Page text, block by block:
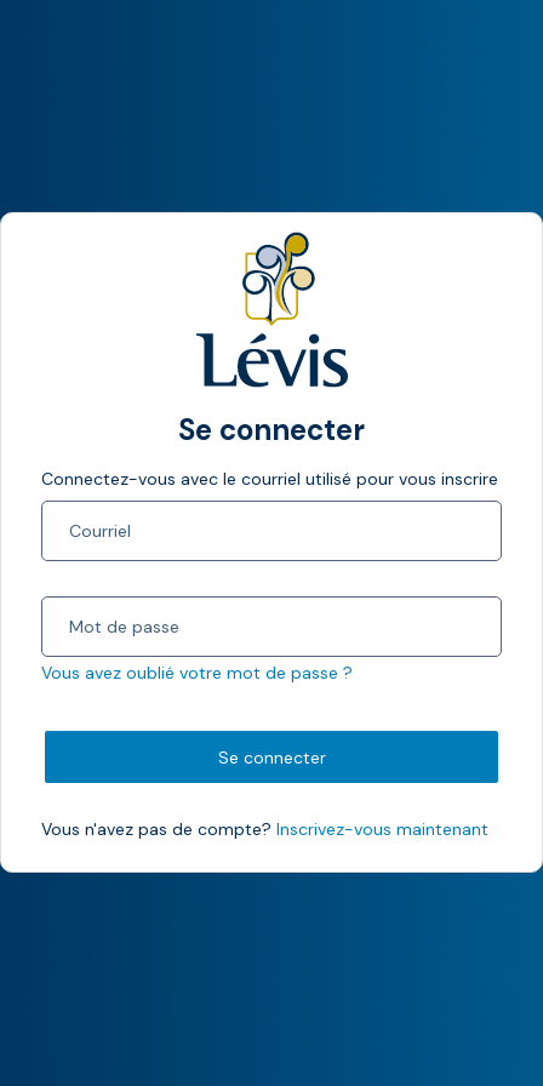
Se connecter
Connectez-vous avec le courriel utilisé pour vous inscrire
Vous avez oublié votre mot de passe ?
Se connecter
Vous n'avez pas de compte? Inscrivez-vous maintenant